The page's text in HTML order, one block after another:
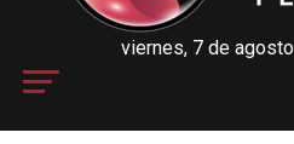
viernes, 7 de